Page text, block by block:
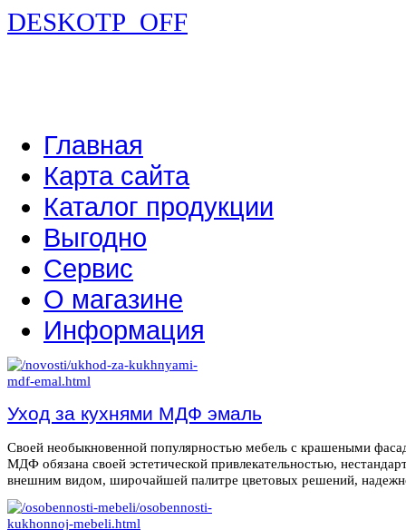
DESKOTP_OFF
Главная
Карта сайта
Каталог продукции
Выгодно
Сервис
О магазине
Информация
Уход за кухнями МДФ эмаль
Своей необыкновенной популярностью мебель с крашеными
МДФ обязана своей эстетической привлекательностью,
внешним видом, широчайшей палитре цветовых решений,